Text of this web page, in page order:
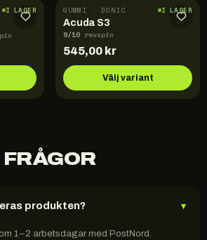
I LAGER GUMMI · DONIC I LAGER
Acuda S3
9/10 revspin
545,00 kr
Välj variant
produkten? ▾
1–2 arbetsdagar med PostNord.